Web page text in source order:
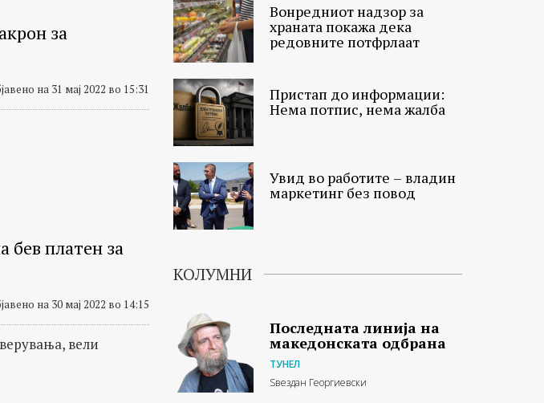
за
на 31 мај 2022 во 15:31
бев платен за
на 30 мај 2022 во 14:15
вели
Вонредниот надзор за
храната покажа дека
редовните потфрлаат
Пристап до информации:
Нема потпис, нема жалба
Увид во работите – владин
маркетинг без повод
КОЛУМНИ
Последната линија на
македонската одбрана
ТУНЕЛ
Ѕвездан Георгиевски